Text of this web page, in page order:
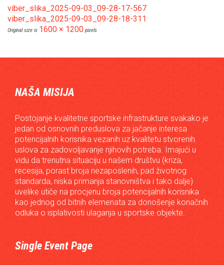
viber_slika_2025-09-03_09-28-17-567
viber_slika_2025-09-03_09-28-18-311
Original size is 1600 × 1200 pixels
NAŠA MISIJA
Postojanje kvalitetne sportske infrastrukture svakako je
jedan od osnovnih preduslova za jačanje interesa
potencijalnih korisnika vezanih uz kvalitetu stvorenih
uslova za zadovoljavanje njihovih potreba. Imajući u
vidu da trenutna situaciju u našem društvu (kriza,
recesija, porast broja nezaposlenih, pad životnog
standarda, niska primanja stanovništva i tako dalje)
uvelike utiče na procjenu broja potencijalnih korisnika
kao jednog od bitnih elemenata za donošenje konačnih
odluka o isplativosti ulaganja u sportske objekte.
Single Event Page